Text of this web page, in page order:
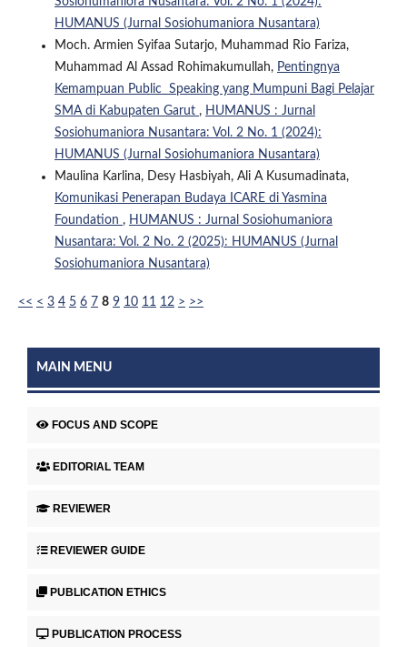
HUMANUS (Jurnal Sosiohumaniora Nusantara)
Moch. Armien Syifaa Sutarjo, Muhammad Rio Fariza,
Muhammad Al Assad Rohimakumullah, Pentingnya
Kemampuan Public Speaking yang Mumpuni Bagi Pelajar
SMA di Kabupaten Garut , HUMANUS : Jurnal
Sosiohumaniora Nusantara: Vol. 2 No. 1 (2024):
HUMANUS (Jurnal Sosiohumaniora Nusantara)
Maulina Karlina, Desy Hasbiyah, Ali A Kusumadinata,
Komunikasi Penerapan Budaya ICARE di Yasmina
Foundation , HUMANUS : Jurnal Sosiohumaniora
Nusantara: Vol. 2 No. 2 (2025): HUMANUS (Jurnal
Sosiohumaniora Nusantara)
<< < 3 4 5 6 7 8 9 10 11 12 > >>
MAIN MENU
FOCUS AND SCOPE
EDITORIAL TEAM
REVIEWER
REVIEWER GUIDE
PUBLICATION ETHICS
PUBLICATION PROCESS